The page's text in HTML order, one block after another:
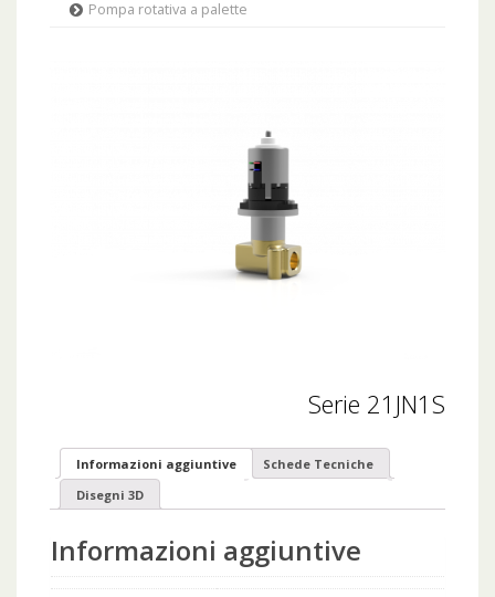
Pompa rotativa a palette
Serie 21JN1S
Informazioni aggiuntive
Schede Tecniche
Disegni 3D
Informazioni aggiuntive